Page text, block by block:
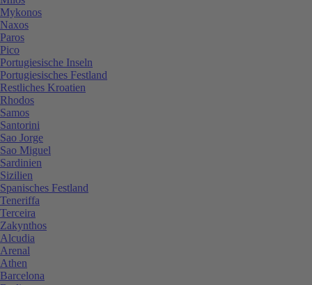
Mykonos
Naxos
Paros
Pico
Portugiesische Inseln
Portugiesisches Festland
Restliches Kroatien
Rhodos
Samos
Santorini
Sao Jorge
Sao Miguel
Sardinien
Sizilien
Spanisches Festland
Teneriffa
Terceira
Zakynthos
Alcudia
Arenal
Athen
Barcelona